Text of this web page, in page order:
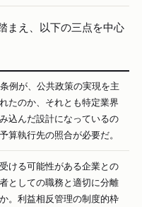
まえ、以下の三点を中心
例が、公共政策の実現を主
たのか、それとも特定業界
込んだ設計になっているの
算執行先の照合が必要だ。
ける可能性がある企業との
としての職務と適切に分離
。利益相反管理の制度的枠